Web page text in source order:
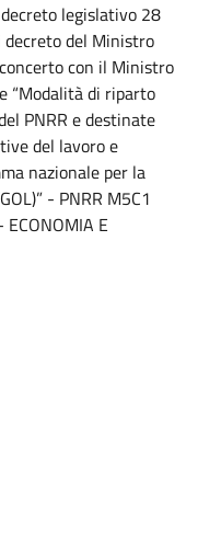
legislativo 28
del Ministro
con il Ministro
“Modalità di riparto
PNRR e destinate
del lavoro e
nazionale per la
- PNRR M5C1
ECONOMIA E